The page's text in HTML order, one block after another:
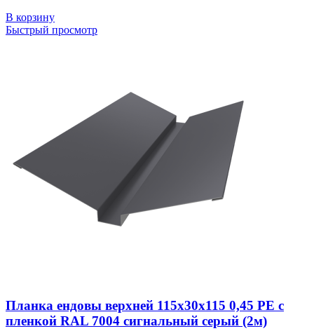
В корзину
Быстрый просмотр
Планка ендовы верхней 115х30х115 0,45 PE с
пленкой RAL 7004 сигнальный серый (2м)